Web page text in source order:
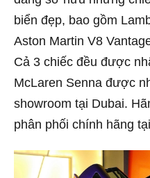
biển đẹp, bao gồm
Aston Martin V8
Cả 3 chiếc đều được
McLaren Senna được
showroom tại Dubai.
phân phối chính hãng